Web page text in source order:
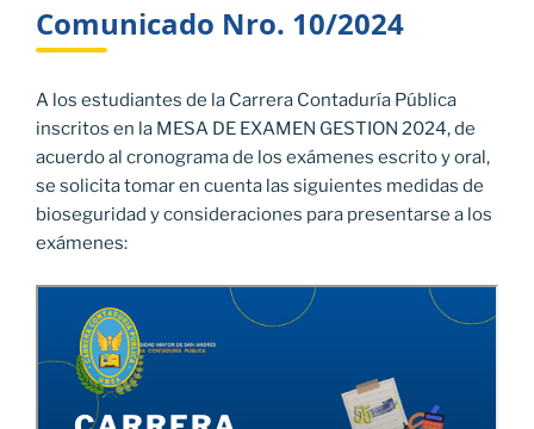
Comunicado Nro. 10/2024
A los estudiantes de la Carrera Contaduría Pública
inscritos en la MESA DE EXAMEN GESTION 2024, de
acuerdo al cronograma de los exámenes escrito y oral,
se solicita tomar en cuenta las siguientes medidas de
bioseguridad y consideraciones para presentarse a los
exámenes: